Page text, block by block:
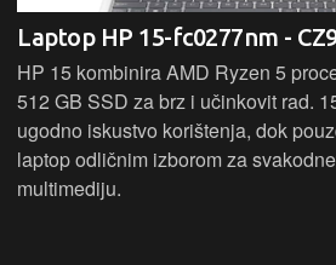
Laptop HP 15-fc0277nm -
HP 15 kombinira AMD Ryzen 5
512 GB SSD za brz i učinkovit rad.
ugodno iskustvo korištenja, dok
laptop odličnim izborom za
multimediju.